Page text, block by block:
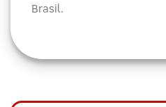
Brasil.